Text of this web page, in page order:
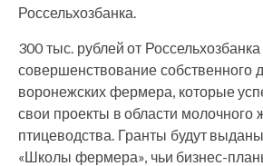
Россельхозбанка.
300 тыс. рублей от
совершенствование собственного
воронежских фермера, которые
свои проекты в области молочного
птицеводства. Гранты будут
«Школы фермера», чьи бизнес-